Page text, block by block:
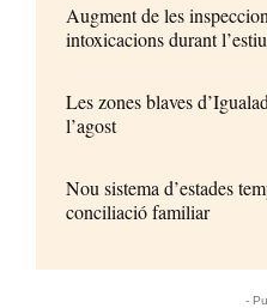
Augment de les
intoxicacions durant l’estiu
Les zones blaves
l’agost
Nou sistema d’estades
conciliació familiar
-